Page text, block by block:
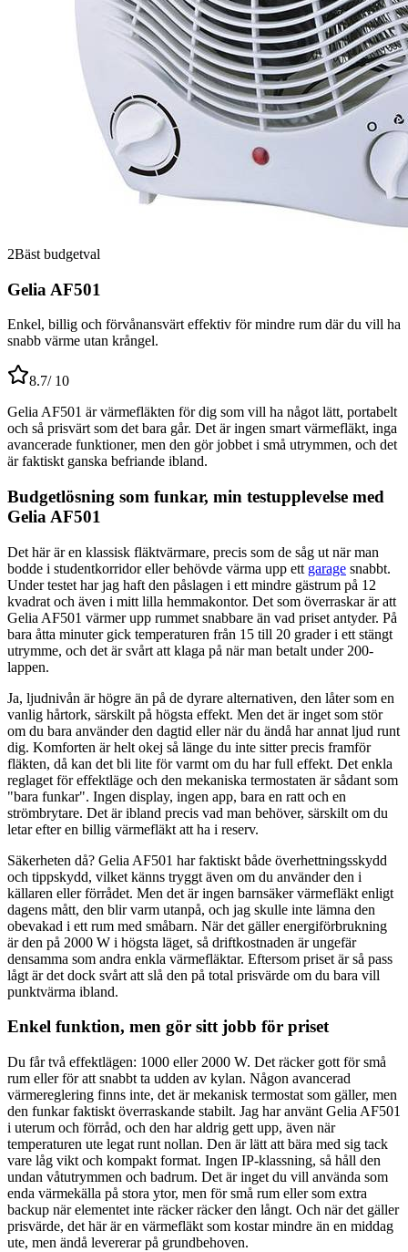
2Bäst budgetval
Gelia AF501
Enkel, billig och förvånansvärt effektiv för mindre rum där du vill ha
snabb värme utan krångel.
8.7/ 10
Gelia AF501 är värmefläkten för dig som vill ha något lätt, portabelt
och så prisvärt som det bara går. Det är ingen smart värmefläkt, inga
avancerade funktioner, men den gör jobbet i små utrymmen, och det
är faktiskt ganska befriande ibland.
Budgetlösning som funkar, min testupplevelse med
Gelia AF501
Det här är en klassisk fläktvärmare, precis som de såg ut när man
bodde i studentkorridor eller behövde värma upp ett garage snabbt.
Under testet har jag haft den påslagen i ett mindre gästrum på 12
kvadrat och även i mitt lilla hemmakontor. Det som överraskar är att
Gelia AF501 värmer upp rummet snabbare än vad priset antyder. På
bara åtta minuter gick temperaturen från 15 till 20 grader i ett stängt
utrymme, och det är svårt att klaga på när man betalt under 200-
lappen.
Ja, ljudnivån är högre än på de dyrare alternativen, den låter som en
vanlig hårtork, särskilt på högsta effekt. Men det är inget som stör
om du bara använder den dagtid eller när du ändå har annat ljud runt
dig. Komforten är helt okej så länge du inte sitter precis framför
fläkten, då kan det bli lite för varmt om du har full effekt. Det enkla
reglaget för effektläge och den mekaniska termostaten är sådant som
"bara funkar". Ingen display, ingen app, bara en ratt och en
strömbrytare. Det är ibland precis vad man behöver, särskilt om du
letar efter en billig värmefläkt att ha i reserv.
Säkerheten då? Gelia AF501 har faktiskt både överhettningsskydd
och tippskydd, vilket känns tryggt även om du använder den i
källaren eller förrådet. Men det är ingen barnsäker värmefläkt enligt
dagens mått, den blir varm utanpå, och jag skulle inte lämna den
obevakad i ett rum med småbarn. När det gäller energiförbrukning
är den på 2000 W i högsta läget, så driftkostnaden är ungefär
densamma som andra enkla värmefläktar. Eftersom priset är så pass
lågt är det dock svårt att slå den på total prisvärde om du bara vill
punktvärma ibland.
Enkel funktion, men gör sitt jobb för priset
Du får två effektlägen: 1000 eller 2000 W. Det räcker gott för små
rum eller för att snabbt ta udden av kylan. Någon avancerad
värmereglering finns inte, det är mekanisk termostat som gäller, men
den funkar faktiskt överraskande stabilt. Jag har använt Gelia AF501
i uterum och förråd, och den har aldrig gett upp, även när
temperaturen ute legat runt nollan. Den är lätt att bära med sig tack
vare låg vikt och kompakt format. Ingen IP-klassning, så håll den
undan våtutrymmen och badrum. Det är inget du vill använda som
enda värmekälla på stora ytor, men för små rum eller som extra
backup när elementet inte räcker räcker den långt. Och när det gäller
prisvärde, det här är en värmefläkt som kostar mindre än en middag
ute, men ändå levererar på grundbehoven.